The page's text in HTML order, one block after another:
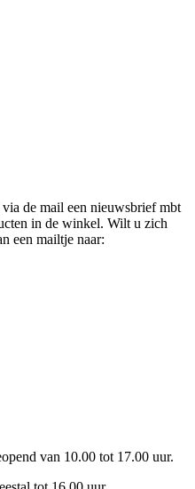
de mail een nieuwsbrief mbt
in de winkel. Wilt u zich
een mailtje naar:
van 10.00 tot 17.00 uur.